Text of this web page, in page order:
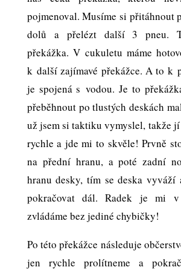
pojmenoval. Musíme si přitáhnout
dolů a přelézt další 3 pneu.
překážka. V cukuletu máme
k další zajímavé překážce. A to k
je spojená s vodou. Je to
přeběhnout po tlustých deskách
už jsem si taktiku vymyslel, takže
rychle a jde mi to skvěle! Prvně
na přední hranu, a poté zadní
hranu desky, tím se deska vyváží
pokračovat dál. Radek je mi
zvládáme bez jediné chybičky!
Po této překážce následuje
jen rychle prolítneme a